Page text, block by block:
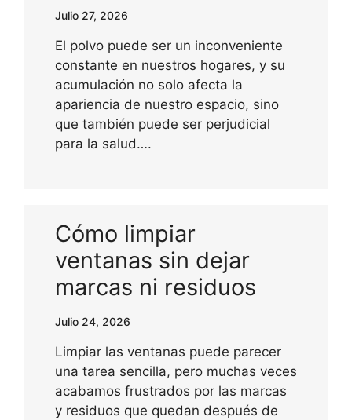
Julio 27, 2026
El polvo puede ser un inconveniente
constante en nuestros hogares, y su
acumulación no solo afecta la
apariencia de nuestro espacio, sino
que también puede ser perjudicial
para la salud….
Cómo limpiar
ventanas sin dejar
marcas ni residuos
Julio 24, 2026
Limpiar las ventanas puede parecer
una tarea sencilla, pero muchas veces
acabamos frustrados por las marcas
y residuos que quedan después de